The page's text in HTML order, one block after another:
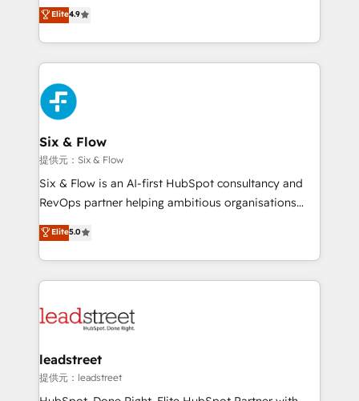
business, processes and systems 🏢 We specialise in
working with mid-market and enterprise
organisations, global organisations and those with
complex use cases 🏆 CRM Implementation,
Platform Enablement, Custom Integration and
Onboarding Accredited 🔐 ISO27001 & ISO9001
Certified
process-oriented teams implementing HubSpot
Marketing, Sales, Service, CMS and Operations Hub,
so selling and actually engaging with your customers
feels easy and pain-free. We are a top ranked
HubSpot Elite Partner, winner of Rookie of the Year
and Customer First Awards, 4.9/5 rating in HubSpot
Reviews and 4.9/5 rating in Clutch Reviews. Digifianz
helps the following industries: logistics & 3PL, home
improvement & construction, branding and
commercialization, real estate, health, education,
SaaS, Software Dev & IT and consulting, make the
the United States, EU, UAE, Mexico and Latin
America. From casual user to super fan: make
Elite4.9
Six & Flow
提供元：Six & Flow
Six & Flow is an AI-first HubSpot consultancy and
RevOps partner helping ambitious organisations
grow with clarity, confidence, and intelligence.
Operating across the UK, Netherlands, Ireland, and
Canada, we’ve delivered thousands of successful
HubSpot projects for mid-market and enterprise
combine HubSpot, data, and AI to design connected
and technology for predictable, scalable revenue
growth. Our expertise spans RevOps, CRM and data
architecture, AI enablement, and strategic marketing,
Elite5.0
leadstreet
提供元：leadstreet